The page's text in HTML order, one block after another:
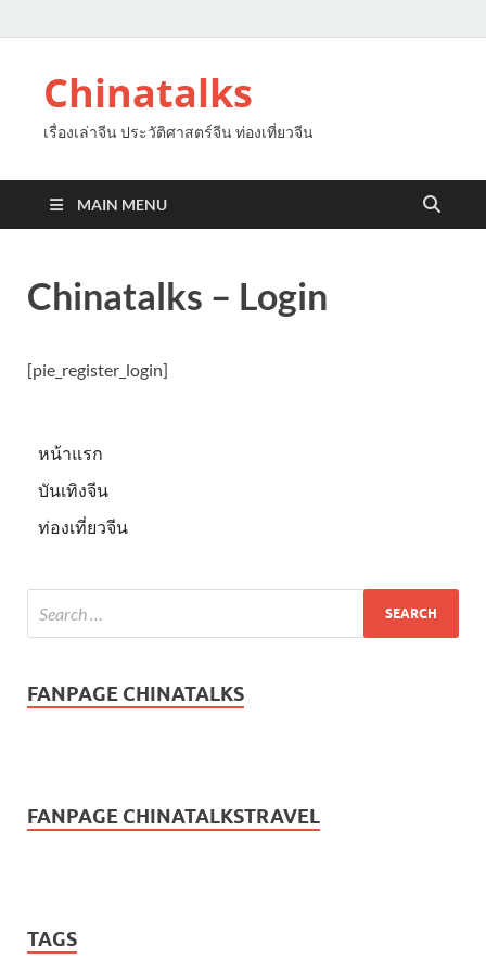
Chinatalks
เรื่องเล่าจีน ประวัติศาสตร์จีน ท่องเที่ยวจีน
MAIN MENU
Chinatalks – Login
[pie_register_login]
หน้าแรก
บันเทิงจีน
ท่องเที่ยวจีน
FANPAGE CHINATALKS
FANPAGE CHINATALKSTRAVEL
TAGS